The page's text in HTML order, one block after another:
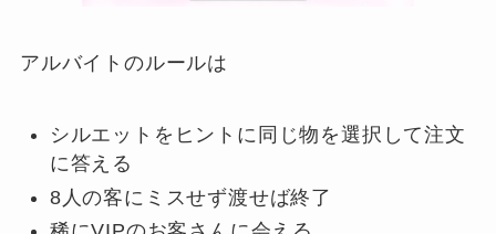
アルバイトのルールは
シルエットをヒントに同じ物を選択して注文
に答える
8人の客にミスせず渡せば終了